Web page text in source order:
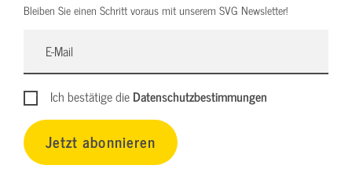
Bleiben Sie einen Schritt voraus mit unserem SVG Newsletter!
Ich bestätige dieDatenschutzbestimmungen
Jetzt abonnieren